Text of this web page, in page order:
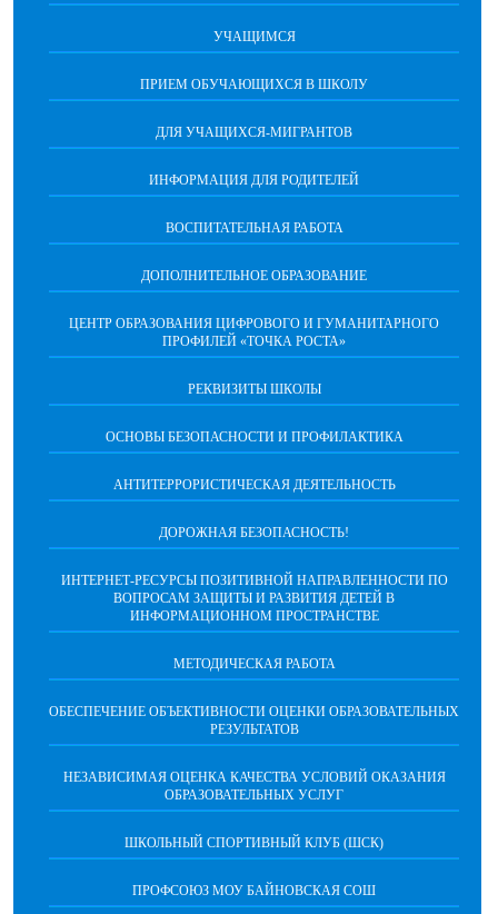
УЧАЩИМСЯ
ПРИЕМ ОБУЧАЮЩИХСЯ В ШКОЛУ
ДЛЯ УЧАЩИХСЯ-МИГРАНТОВ
ИНФОРМАЦИЯ ДЛЯ РОДИТЕЛЕЙ
ВОСПИТАТЕЛЬНАЯ РАБОТА
ДОПОЛНИТЕЛЬНОЕ ОБРАЗОВАНИЕ
ЦЕНТР ОБРАЗОВАНИЯ ЦИФРОВОГО И ГУМАНИТАРНОГО
ПРОФИЛЕЙ «ТОЧКА РОСТА»
РЕКВИЗИТЫ ШКОЛЫ
ОСНОВЫ БЕЗОПАСНОСТИ И ПРОФИЛАКТИКА
АНТИТЕРРОРИСТИЧЕСКАЯ ДЕЯТЕЛЬНОСТЬ
ДОРОЖНАЯ БЕЗОПАСНОСТЬ!
ИНТЕРНЕТ-РЕСУРСЫ ПОЗИТИВНОЙ НАПРАВЛЕННОСТИ ПО
ВОПРОСАМ ЗАЩИТЫ И РАЗВИТИЯ ДЕТЕЙ В
ИНФОРМАЦИОННОМ ПРОСТРАНСТВЕ
МЕТОДИЧЕСКАЯ РАБОТА
ОБЕСПЕЧЕНИЕ ОБЪЕКТИВНОСТИ ОЦЕНКИ ОБРАЗОВАТЕЛЬНЫХ
РЕЗУЛЬТАТОВ
НЕЗАВИСИМАЯ ОЦЕНКА КАЧЕСТВА УСЛОВИЙ ОКАЗАНИЯ
ОБРАЗОВАТЕЛЬНЫХ УСЛУГ
ШКОЛЬНЫЙ СПОРТИВНЫЙ КЛУБ (ШСК)
ПРОФСОЮЗ МОУ БАЙНОВСКАЯ СОШ